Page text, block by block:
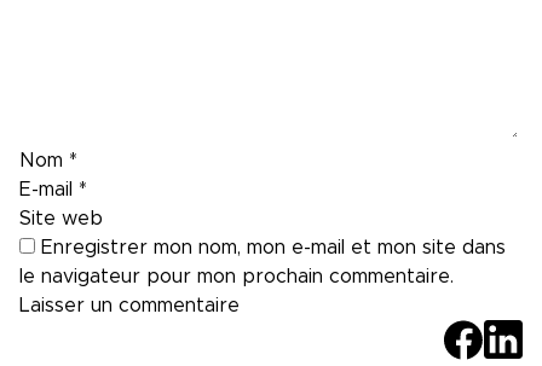
Nom *
E-mail *
Site web
Enregistrer mon nom, mon e-mail et mon site dans
le navigateur pour mon prochain commentaire.